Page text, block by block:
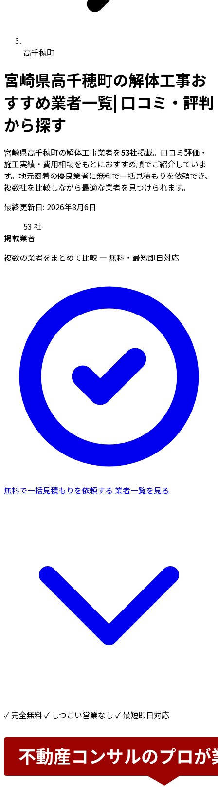
高千穂町
宮崎県高千穂町の解体工事お
すすめ業者一覧| 口コミ・評判
から探す
宮崎県高千穂町の解体工事業者を53社掲載。口コミ評価・
施工実績・費用相場をもとにおすすめ順でご紹介していま
す。地元密着の優良業者に無料で一括見積もりを依頼でき、
複数社を比較しながら最適な業者を見つけられます。
最終更新日: 2026年8月6日
53 社
掲載業者
複数の業者をまとめて比較 — 無料・最短即日対応
無料で一括見積もりを依頼する 業者一覧を見る
✓ 完全無料 ✓ しつこい営業なし ✓ 最短即日対応